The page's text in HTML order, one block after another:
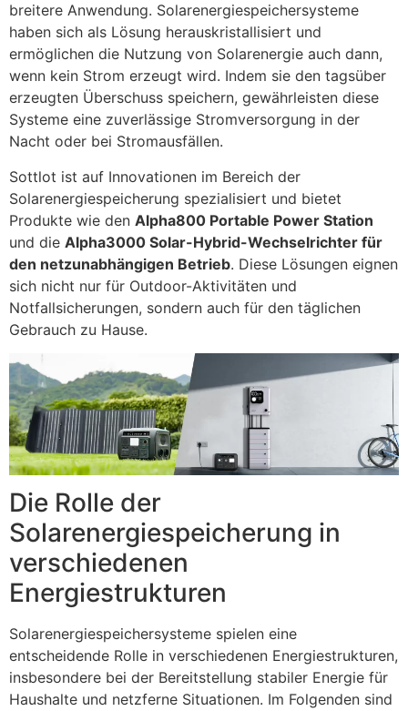
breitere Anwendung. Solarenergiespeichersysteme
haben sich als Lösung herauskristallisiert und
ermöglichen die Nutzung von Solarenergie auch dann,
wenn kein Strom erzeugt wird. Indem sie den tagsüber
erzeugten Überschuss speichern, gewährleisten diese
Systeme eine zuverlässige Stromversorgung in der
Nacht oder bei Stromausfällen.
Sottlot ist auf Innovationen im Bereich der
Solarenergiespeicherung spezialisiert und bietet
Produkte wie den Alpha800 Portable Power Station
und die Alpha3000 Solar-Hybrid-Wechselrichter für
den netzunabhängigen Betrieb. Diese Lösungen eignen
sich nicht nur für Outdoor-Aktivitäten und
Notfallsicherungen, sondern auch für den täglichen
Gebrauch zu Hause.
Die Rolle der
Solarenergiespeicherung in
verschiedenen
Energiestrukturen
Solarenergiespeichersysteme spielen eine
entscheidende Rolle in verschiedenen Energiestrukturen,
insbesondere bei der Bereitstellung stabiler Energie für
Haushalte und netzferne Situationen. Im Folgenden sind